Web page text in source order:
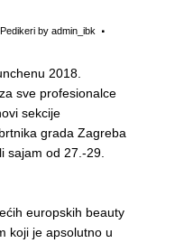
by admin_ibk
2018.
sve profesionalce
sekcije
grada Zagreba
sajam od 27.-29.
europskih beauty
koji je apsolutno u